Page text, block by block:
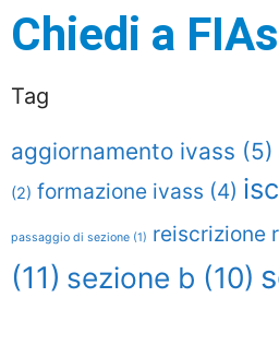
Chiedi a
Tag
aggiornamento ivass (5)
(2) formazione ivass (4)
passaggio di sezione (1) reiscrizione
(11) sezione b (10)